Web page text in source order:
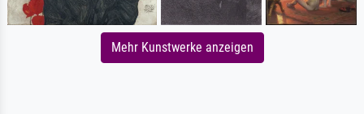
Mehr Kunstwerke anzeigen